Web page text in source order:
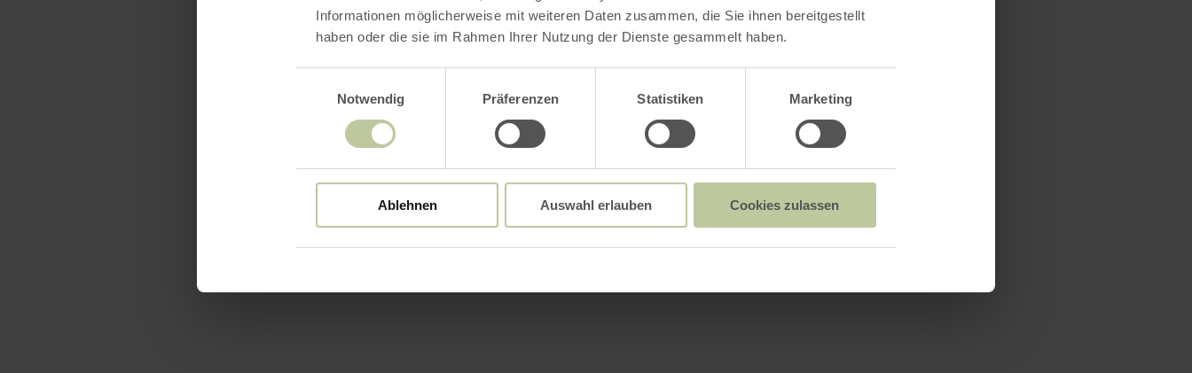
Informationen möglicherweise mit weiteren Daten zusammen, die Sie ihnen bereitgestellt
haben oder die sie im Rahmen Ihrer Nutzung der Dienste gesammelt haben.
Notwendig
Präferenzen Statistiken Marketing
Ablehnen Auswahl erlauben Cookies zulassen
Weitere Infos
Ausstattungsmerkmale